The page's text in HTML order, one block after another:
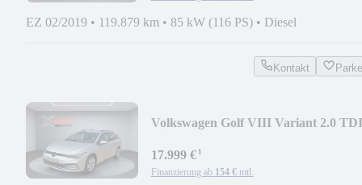
EZ 02/2019 • 119.879 km • 85 kW (116 PS) • Diesel
Kontakt
Volkswagen Golf VIII Variant 2.0 TDI
17.999 €¹
Finanzierung ab 154 € mtl.